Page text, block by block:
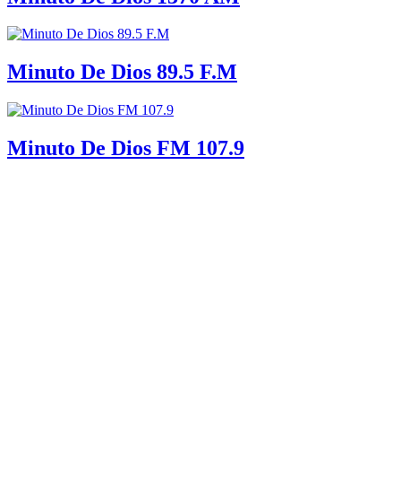
Minuto De Dios 89.5 F.M
Minuto De Dios FM 107.9